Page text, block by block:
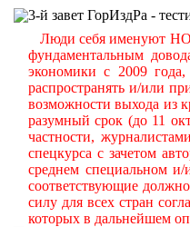
3-й завет ГорИздРа -
Люди себя именуют
фундаментальным
экономики с 2009
распространять и/или
возможности выхода из
разумный срок (до 11
частности,
спецкурса с зачетом
среднем специальном
соответствующие
силу для всех стран
которых в дальнейшем